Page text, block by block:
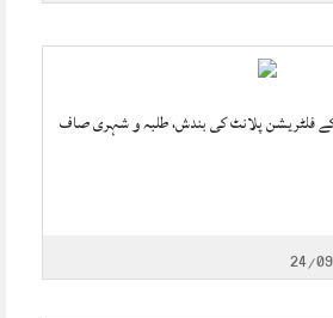
کے فلٹریشن پلانٹ کی بندش، طلبہ و شہری صاف
24/